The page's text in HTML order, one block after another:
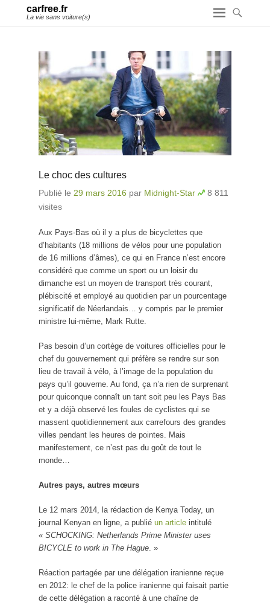
carfree.fr
La vie sans voiture(s)
Le choc des cultures
Publié le 29 mars 2016 par Midnight-Star
8 811
visites
Aux Pays-Bas où il y a plus de bicyclettes que
d’habitants (18 millions de vélos pour une population
de 16 millions d’âmes), ce qui en France n’est encore
considéré que comme un sport ou un loisir du
dimanche est un moyen de transport très courant,
plébiscité et employé au quotidien par un pourcentage
significatif de Néerlandais… y compris par le premier
ministre lui-même, Mark Rutte.
Pas besoin d’un cortège de voitures officielles pour le
chef du gouvernement qui préfère se rendre sur son
lieu de travail à vélo, à l’image de la population du
pays qu’il gouverne. Au fond, ça n’a rien de surprenant
pour quiconque connaît un tant soit peu les Pays Bas
et y a déjà observé les foules de cyclistes qui se
massent quotidiennement aux carrefours des grandes
villes pendant les heures de pointes. Mais
manifestement, ce n’est pas du goût de tout le
monde…
Autres pays, autres mœurs
Le 12 mars 2014, la rédaction de Kenya Today, un
journal Kenyan en ligne, a publié un article intitulé
« SCHOCKING: Netherlands Prime Minister uses
BICYCLE to work in The Hague . »
Réaction partagée par une délégation iranienne reçue
en 2012: le chef de la police iranienne qui faisait partie
de cette délégation a raconté à une chaîne de